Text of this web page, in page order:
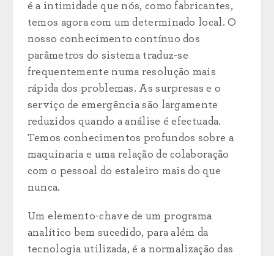
é a intimidade que nós, como fabricantes,
temos agora com um determinado local. O
nosso conhecimento contínuo dos
parâmetros do sistema traduz-se
frequentemente numa resolução mais
rápida dos problemas. As surpresas e o
serviço de emergência são largamente
reduzidos quando a análise é efectuada.
Temos conhecimentos profundos sobre a
maquinaria e uma relação de colaboração
com o pessoal do estaleiro mais do que
nunca.
Um elemento-chave de um programa
analítico bem sucedido, para além da
tecnologia utilizada, é a normalização das